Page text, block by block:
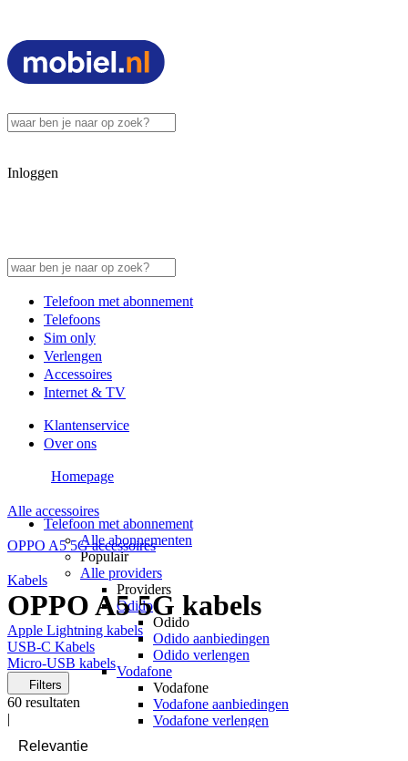
Inloggen
Telefoon met abonnement
Telefoons
Sim only
Verlengen
Accessoires
Internet & TV
Klantenservice
Over ons
Telefoon met abonnement
Alle abonnementen
Populair
Alle providers
Providers
Odido
Odido
Odido aanbiedingen
Odido verlengen
Vodafone
Vodafone
Vodafone aanbiedingen
Vodafone verlengen
Homepage
Alle accessoires
OPPO A5 5G accessoires
Kabels
OPPO A5 5G kabels
Apple Lightning kabels
USB-C Kabels
Micro-USB kabels
Filters
60 resultaten
|